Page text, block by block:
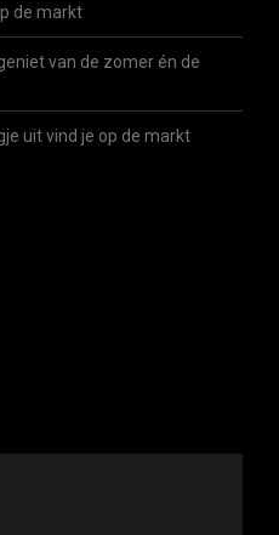
de markt
van de zomer én de
uit vind je op de markt